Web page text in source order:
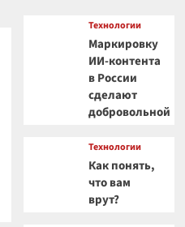
Технологии
Маркировку
ИИ-контента
в России
сделают
добровольной
Технологии
Как понять,
что вам
врут?